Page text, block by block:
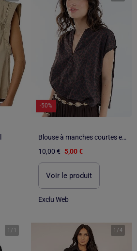
-50%
Blouse à manches courtes et col V
10,00 € 5,00 €
Voir le produit
Exclu Web
1 / 1 1 /4